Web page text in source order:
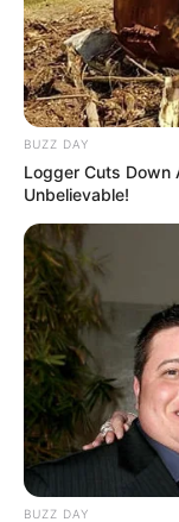
BUZZ DAY
Logger Cuts Down
Unbelievable!
BUZZ DAY